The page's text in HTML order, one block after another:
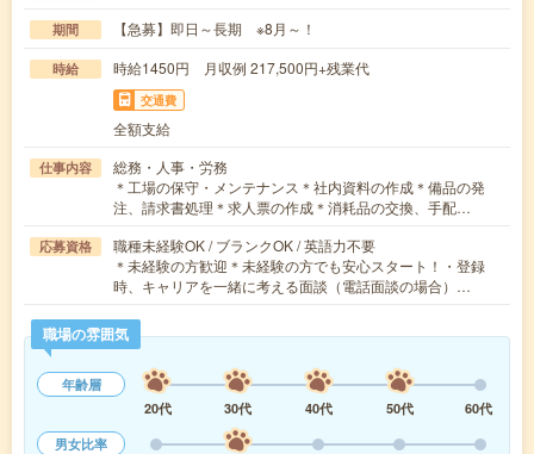
期間 【急募】即日～長期 ※8月～！
時給 時給1450円 月収例 217,500円+残業代
交通費
全額支給
仕事内容
総務・人事・労務
＊工場の保守・メンテナンス＊社内資料の作成＊備品の発
注、請求書処理＊求人票の作成＊消耗品の交換、手配…
応募資格
職種未経験OK / ブランクOK / 英語力不要
＊未経験の方歓迎＊未経験の方でも安心スタート！・登録
時、キャリアを一緒に考える面談（電話面談の場合）…
職場の雰囲気
年齢層
20代
30代 40代 50代
60代
男女比率